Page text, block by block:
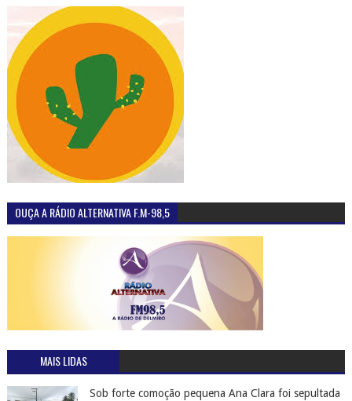
OUÇA A RÁDIO ALTERNATIVA F.M-98,5
MAIS LIDAS
Sob forte comoção pequena Ana Clara foi sepultada